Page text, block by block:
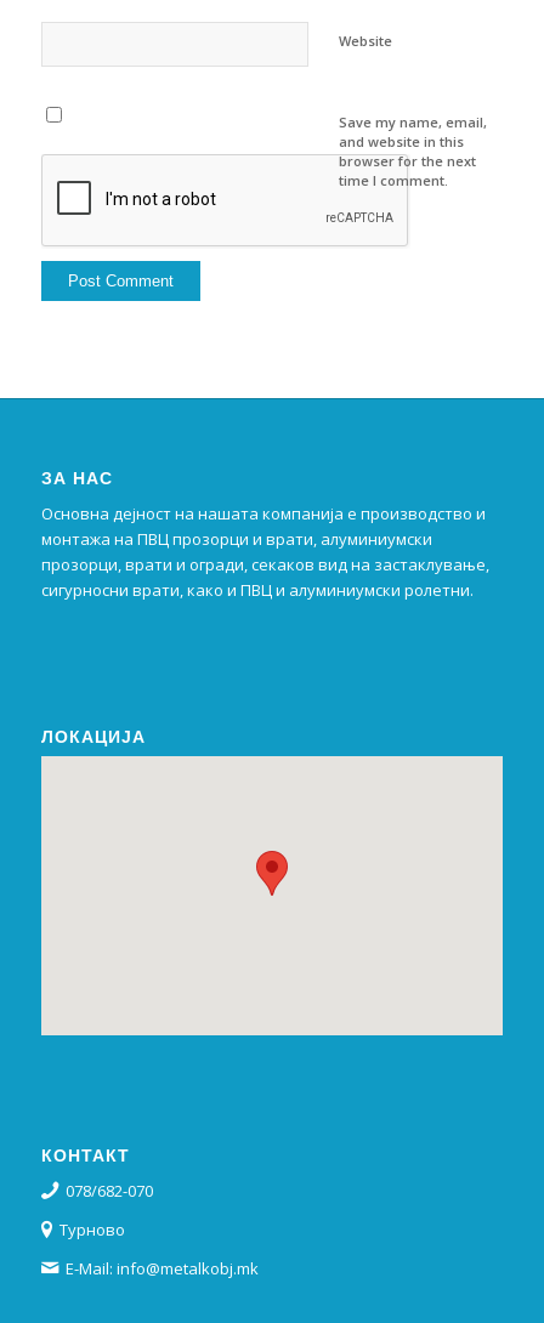
Website
Save my name, email,
and website in this
browser for the next
time I comment.
ЗА НАС
Основна дејност на нашата компанија е производство и
монтажа на ПВЦ прозорци и врати, алуминиумски
прозорци, врати и огради, секаков вид на застаклување,
сигурносни врати, како и ПВЦ и алуминиумски ролетни.
ЛОКАЦИЈА
КОНТАКТ
078/682-070
Турново
E-Mail: info@metalkobj.mk